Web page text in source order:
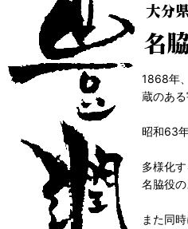
1868年
蔵のあ
昭和63
多様化
名脇役
また同